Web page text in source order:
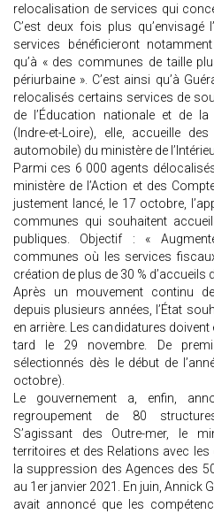
relocalisation de services qui
C’est deux fois plus qu’envisagé
services bénéficieront
qu’à « des communes de taille
périurbaine ». C’est ainsi qu’à
relocalisés certains services de
de l’Éducation nationale et de la
(Indre-et-Loire), elle, accueille
automobile) du ministère de
Parmi ces 6 000 agents
ministère de l’Action et des
justement lancé, le 17 octobre,
communes qui souhaitent
publiques. Objectif : «
communes où les services
création de plus de 30 % d’accueils
Après un mouvement continu
depuis plusieurs années, l’État
en arrière. Les candidatures
tard le 29 novembre. De
sélectionnés dès le début de
octobre).
Le gouvernement a, enfin,
regroupement de 80
S’agissant des Outre-mer, le
territoires et des Relations avec
la suppression des Agences des
au 1er janvier 2021. En juin, Annick
avait annoncé que les